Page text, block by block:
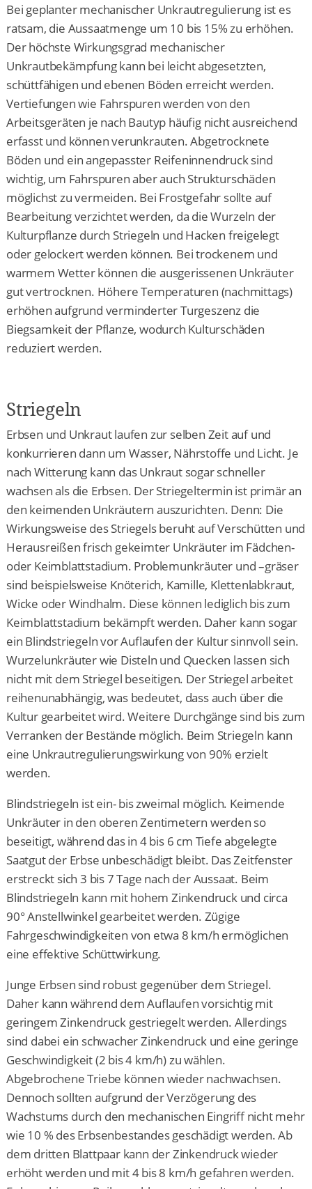
Bei geplanter mechanischer Unkrautregulierung ist es
ratsam, die Aussaatmenge um 10 bis 15% zu erhöhen.
Der höchste Wirkungsgrad mechanischer
Unkrautbekämpfung kann bei leicht abgesetzten,
schüttfähigen und ebenen Böden erreicht werden.
Vertiefungen wie Fahrspuren werden von den
Arbeitsgeräten je nach Bautyp häufig nicht ausreichend
erfasst und können verunkrauten. Abgetrocknete
Böden und ein angepasster Reifeninnendruck sind
wichtig, um Fahrspuren aber auch Strukturschäden
möglichst zu vermeiden. Bei Frostgefahr sollte auf
Bearbeitung verzichtet werden, da die Wurzeln der
Kulturpflanze durch Striegeln und Hacken freigelegt
oder gelockert werden können. Bei trockenem und
warmem Wetter können die ausgerissenen Unkräuter
gut vertrocknen. Höhere Temperaturen (nachmittags)
erhöhen aufgrund verminderter Turgeszenz die
Biegsamkeit der Pflanze, wodurch Kulturschäden
reduziert werden.
Striegeln
Erbsen und Unkraut laufen zur selben Zeit auf und
konkurrieren dann um Wasser, Nährstoffe und Licht. Je
nach Witterung kann das Unkraut sogar schneller
wachsen als die Erbsen. Der Striegeltermin ist primär an
den keimenden Unkräutern auszurichten. Denn: Die
Wirkungsweise des Striegels beruht auf Verschütten und
Herausreißen frisch gekeimter Unkräuter im Fädchen-
oder Keimblattstadium. Problemunkräuter und –gräser
sind beispielsweise Knöterich, Kamille, Klettenlabkraut,
Wicke oder Windhalm. Diese können lediglich bis zum
Keimblattstadium bekämpft werden. Daher kann sogar
ein Blindstriegeln vor Auflaufen der Kultur sinnvoll sein.
Wurzelunkräuter wie Disteln und Quecken lassen sich
nicht mit dem Striegel beseitigen. Der Striegel arbeitet
reihenunabhängig, was bedeutet, dass auch über die
Kultur gearbeitet wird. Weitere Durchgänge sind bis zum
Verranken der Bestände möglich. Beim Striegeln kann
eine Unkrautregulierungswirkung von 90% erzielt
werden.
Blindstriegeln ist ein- bis zweimal möglich. Keimende
Unkräuter in den oberen Zentimetern werden so
beseitigt, während das in 4 bis 6 cm Tiefe abgelegte
Saatgut der Erbse unbeschädigt bleibt. Das Zeitfenster
erstreckt sich 3 bis 7 Tage nach der Aussaat. Beim
Blindstriegeln kann mit hohem Zinkendruck und circa
90° Anstellwinkel gearbeitet werden. Zügige
Fahrgeschwindigkeiten von etwa 8 km/h ermöglichen
eine effektive Schüttwirkung.
Junge Erbsen sind robust gegenüber dem Striegel.
Daher kann während dem Auflaufen vorsichtig mit
geringem Zinkendruck gestriegelt werden. Allerdings
sind dabei ein schwacher Zinkendruck und eine geringe
Geschwindigkeit (2 bis 4 km/h) zu wählen.
Abgebrochene Triebe können wieder nachwachsen.
Dennoch sollten aufgrund der Verzögerung des
Wachstums durch den mechanischen Eingriff nicht mehr
wie 10 % des Erbsenbestandes geschädigt werden. Ab
dem dritten Blattpaar kann der Zinkendruck wieder
erhöht werden und mit 4 bis 8 km/h gefahren werden.